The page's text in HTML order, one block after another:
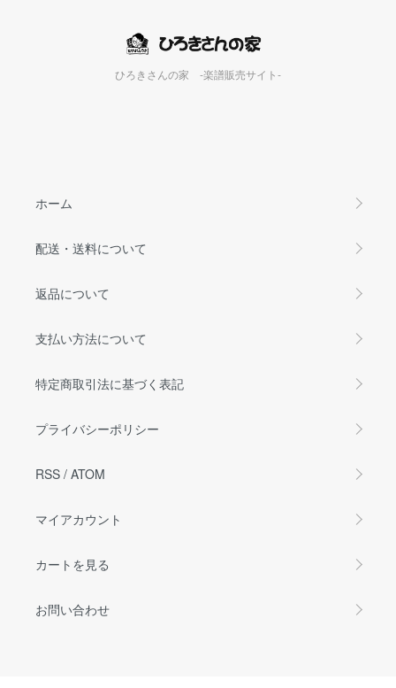
ひろきさんの家 -楽譜販売サイト-
ホーム
配送・送料について
返品について
支払い方法について
特定商取引法に基づく表記
プライバシーポリシー
RSS / ATOM
マイアカウント
カートを見る
お問い合わせ